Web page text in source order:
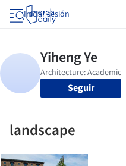
Iniciar sesión
Seguir
landscape